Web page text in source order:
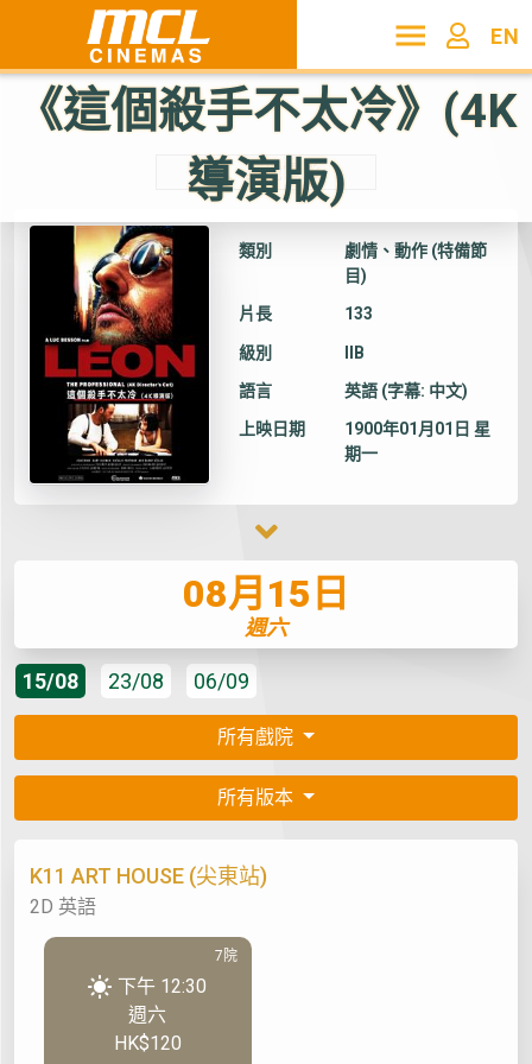
EN
《這個殺手不太冷》(4K
導演版)
其他電影
類別
劇情、動作 (特備節
目)
片長 133
級別 IIB
語言 英語 (字幕: 中文)
上映日期
1900年01月01日 星
期一
08月15日
週六
15/08 23/08 06/09
所有戲院
所有版本
K11 ART HOUSE (尖東站)
2D 英語
7院
下午 12:30
週六
HK$120